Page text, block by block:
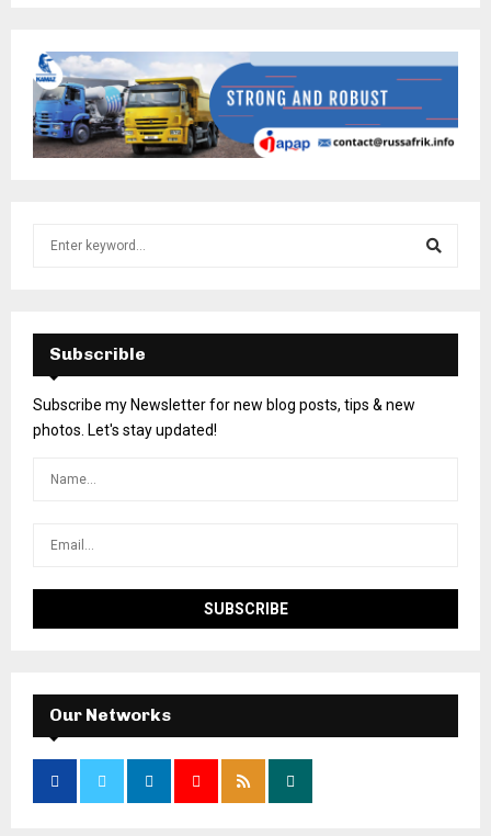
Subscrible
Subscribe my Newsletter for new blog posts, tips & new
photos. Let's stay updated!
Our Networks